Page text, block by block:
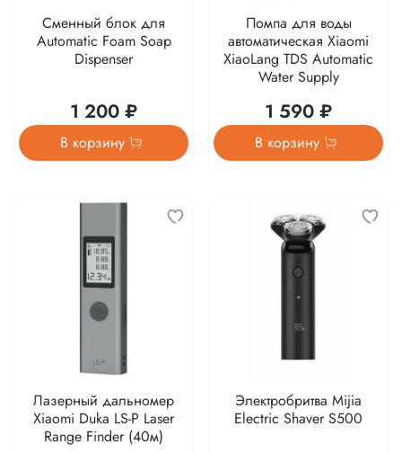
Сменный блок для
Automatic Foam Soap
Dispenser
1 200 ₽
В корзину
Помпа для воды
автоматическая Xiaomi
XiaoLang TDS Automatic
Water Supply
1 590 ₽
В корзину
Лазерный дальномер
Xiaomi Duka LS-P Laser
Range Finder (40м)
Электробритва Mijia
Electric Shaver S500